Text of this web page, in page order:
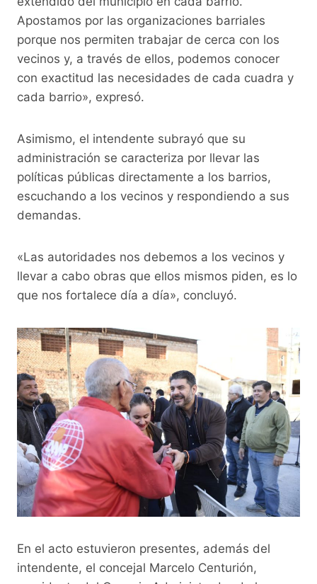
Apostamos por las organizaciones barriales
porque nos permiten trabajar de cerca con los
vecinos y, a través de ellos, podemos conocer
con exactitud las necesidades de cada cuadra y
cada barrio», expresó.
Asimismo, el intendente subrayó que su
administración se caracteriza por llevar las
políticas públicas directamente a los barrios,
escuchando a los vecinos y respondiendo a sus
demandas.
«Las autoridades nos debemos a los vecinos y
llevar a cabo obras que ellos mismos piden, es lo
que nos fortalece día a día», concluyó.
En el acto estuvieron presentes, además del
intendente, el concejal Marcelo Centurión,